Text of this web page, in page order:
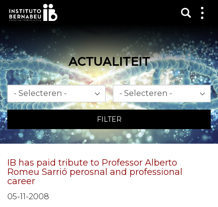
Toon
Laat
zien
ACTUALITEIT
Maand Jaar
FILTER
IB has paid tribute to Professor Alberto
Romeu Sarrió perosnal and professional
career
05-11-2008